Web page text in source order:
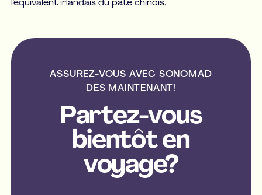
l'équivalent irlandais du pâté chinois.
ASSUREZ-VOUS AVEC SONOMAD
DÈS MAINTENANT!
Partez-vous
bientôt en
voyage?